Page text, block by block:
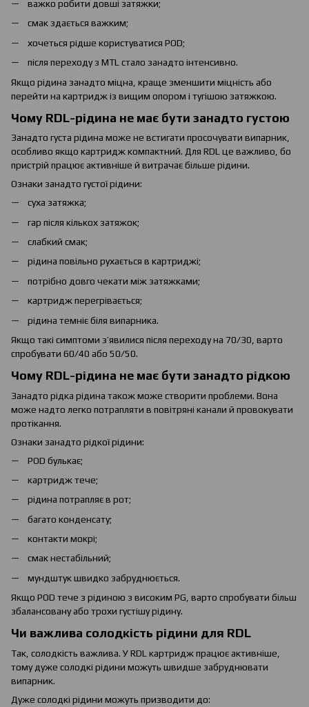
важко робити довші затяжки;
смак здається важким;
хочеться рідше користуватися POD;
після переходу з MTL стало занадто інтенсивно.
Якщо рідина занадто міцна, краще зменшити міцність або
перейти на картридж із вищим опором і тугішою затяжкою.
Чому RDL-рідина не має бути занадто густою
Занадто густа рідина може не встигати просочувати випарник,
особливо якщо картридж компактний. Для RDL це важливо, бо
пристрій працює активніше й витрачає більше рідини.
Ознаки занадто густої рідини:
суха затяжка;
гар після кількох затяжок;
слабкий смак;
рідина повільно рухається в картриджі;
потрібно довго чекати між затяжками;
картридж перегрівається;
рідина темніє біля випарника.
Якщо такі симптоми з’явилися після переходу на 70/30, варто
спробувати 60/40 або 50/50.
Чому RDL-рідина не має бути занадто рідкою
Занадто рідка рідина також може створити проблеми. Вона
може надто легко потрапляти в повітряні канали й провокувати
протікання.
Ознаки занадто рідкої рідини:
POD булькає;
картридж тече;
рідина потрапляє в рот;
багато конденсату;
контакти мокрі;
смак нестабільний;
мундштук швидко забруднюється.
Якщо POD тече з рідиною з високим PG, варто спробувати більш
збалансовану або трохи густішу рідину.
Чи важлива солодкість рідини для RDL
Так, солодкість важлива. У RDL картридж працює активніше,
тому дуже солодкі рідини можуть швидше забруднювати
випарник.
Дуже солодкі рідини можуть призводити до: